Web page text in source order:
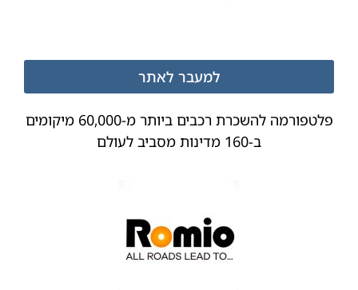
למעבר לאתר
פלטפורמה להשכרת רכבים ביותר מ-60,000 מיקומים
ב-160 מדינות מסביב לעולם